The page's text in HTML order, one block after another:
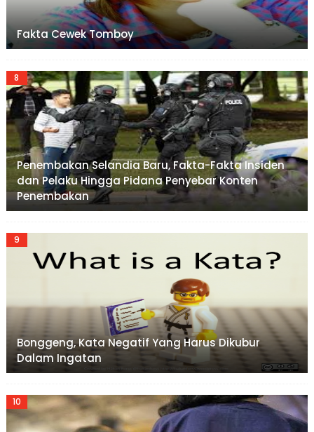
Fakta Cewek Tomboy
Penembakan Selandia Baru, Fakta-Fakta Insiden
dan Pelaku Hingga Pidana Penyebar Konten
Penembakan
Bonggeng, Kata Negatif Yang Harus Dikubur
Dalam Ingatan